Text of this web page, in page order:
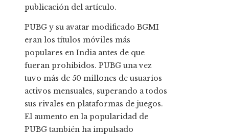
publicación del artículo.
PUBG y su avatar modificado BGMI
eran los títulos móviles más
populares en India antes de que
fueran prohibidos. PUBG una vez
tuvo más de 50 millones de usuarios
activos mensuales, superando a todos
sus rivales en plataformas de juegos.
El aumento en la popularidad de
PUBG también ha impulsado